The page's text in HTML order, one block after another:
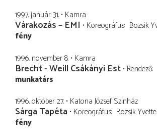
1997. január 31. Kamra
Várakozás – EMI Koreográfus Bozsik
fény
1996. november 8. Kamra
Brecht - Weill Csákányi Est Rendező
munkatárs
1996. október 27. Katona József Színház
Sárga Tapéta Koreográfus Bozsik Yvette
fény